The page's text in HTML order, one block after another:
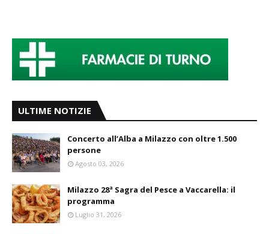
ULTIME NOTIZIE
Concerto all’Alba a Milazzo con oltre 1.500
persone
Agosto 03, 2026
Milazzo 28ª Sagra del Pesce a Vaccarella: il
programma
Luglio 31, 2026